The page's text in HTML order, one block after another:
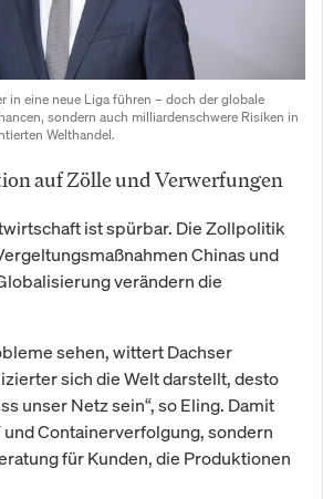
in eine neue Liga führen – doch der globale
sondern auch milliardenschwere Risiken in
Welthandel.
auf Zölle und Verwerfungen
ist spürbar. Die Zollpolitik
Chinas und
verändern die
sehen, wittert Dachser
sich die Welt darstellt, desto
unser Netz sein“, so Eling. Damit
Containerverfolgung, sondern
für Kunden, die Produktionen